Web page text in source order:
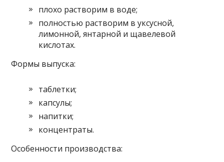
плохо растворим в воде;
полностью растворим в уксусной,
лимонной, янтарной и щавелевой
кислотах.
Формы выпуска:
таблетки;
капсулы;
напитки;
концентраты.
Особенности производства: